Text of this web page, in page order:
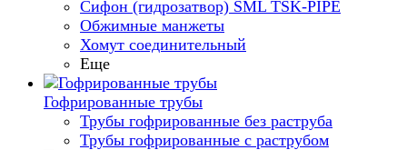
Сифон (гидрозатвор) SML TSK-PIPE
Обжимные манжеты
Хомут соединительный
Еще
Гофрированные трубы
Трубы гофрированные без раструба
Трубы гофрированные с раструбом